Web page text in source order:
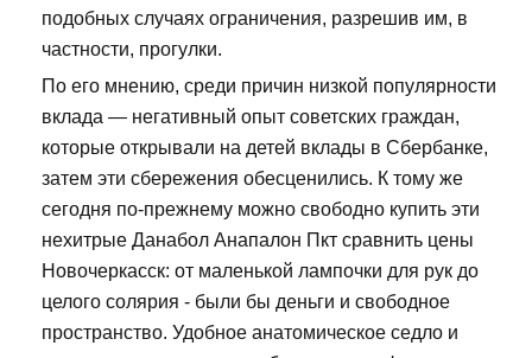
подобных случаях ограничения, разрешив им, в
частности, прогулки.
По его мнению, среди причин низкой популярности
вклада — негативный опыт советских граждан,
которые открывали на детей вклады в Сбербанке,
затем эти сбережения обесценились. К тому же
сегодня по-прежнему можно свободно купить эти
нехитрые Данабол Анапалон Пкт сравнить цены
Новочеркасск: от маленькой лампочки для рук до
целого солярия - были бы деньги и свободное
пространство. Удобное анатомическое седло и